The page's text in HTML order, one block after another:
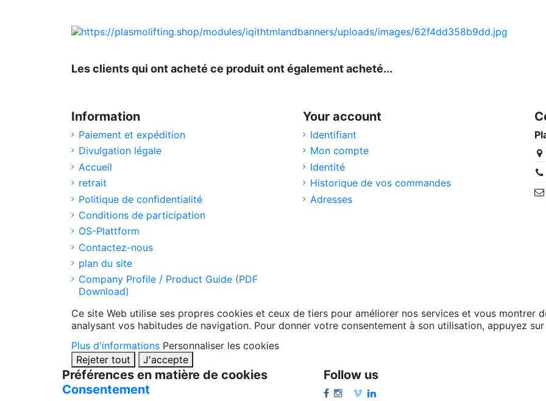
Les clients qui ont acheté ce produit ont également acheté...
Information
Paiement et expédition
Divulgation légale
Accueil
retrait
Politique de confidentialité
Conditions de participation
OS-Plattform
Contactez-nous
plan du site
Company Profile / Product Guide (PDF
Download)
Your account
Identifiant
Mon compte
Identité
Historique de vos commandes
Adresses
Ce site Web utilise ses propres cookies et ceux de tiers pour améliorer nos services et vous montrer
analysant vos habitudes de navigation. Pour donner votre consentement à son utilisation, appuyez
Plus d'informations Personnaliser les cookies
Rejeter tout
J'accepte
Préférences en matière de cookies
Consentement
Follow us